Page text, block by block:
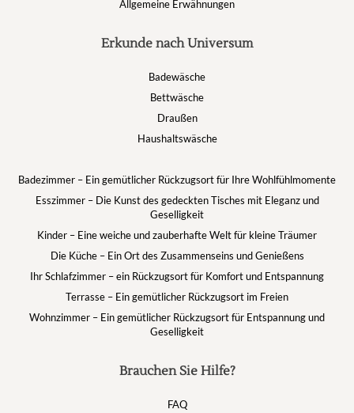
Brauchen Sie Hilfe?
FAQ
Allgemeine Erwähnungen
Erkunde nach Universum
Badewäsche
Bettwäsche
Draußen
Haushaltswäsche
Badezimmer – Ein gemütlicher Rückzugsort für Ihre Wohlfühlmomente
Esszimmer – Die Kunst des gedeckten Tisches mit Eleganz und
Geselligkeit
Kinder – Eine weiche und zauberhafte Welt für kleine Träumer
Die Küche – Ein Ort des Zusammenseins und Genießens
Ihr Schlafzimmer – ein Rückzugsort für Komfort und Entspannung
Terrasse – Ein gemütlicher Rückzugsort im Freien
Wohnzimmer – Ein gemütlicher Rückzugsort für Entspannung und
Geselligkeit